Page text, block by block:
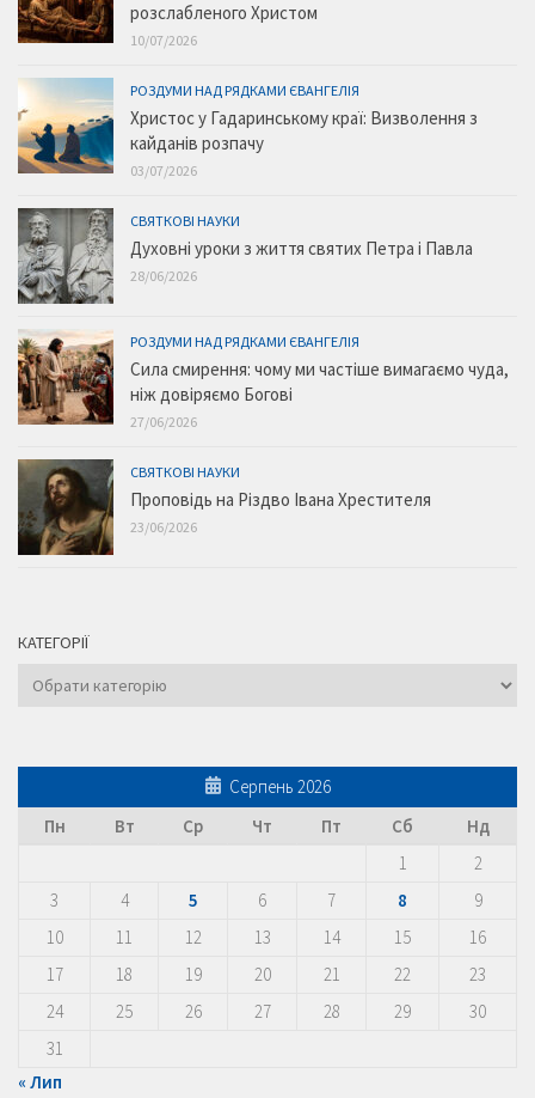
розслабленого Христом
10/07/2026
РОЗДУМИ НАД РЯДКАМИ ЄВАНГЕЛІЯ
Христос у Гадаринському краї: Визволення з
кайданів розпачу
03/07/2026
СВЯТКОВІ НАУКИ
Духовні уроки з життя святих Петра і Павла
28/06/2026
РОЗДУМИ НАД РЯДКАМИ ЄВАНГЕЛІЯ
Сила смирення: чому ми частіше вимагаємо чуда,
ніж довіряємо Богові
27/06/2026
СВЯТКОВІ НАУКИ
Проповідь на Різдво Івана Хрестителя
23/06/2026
КАТЕГОРІЇ
Категорії
Серпень 2026
Пн
Вт Ср Чт Пт Сб
Нд
1
2
3
4 5 6 7 8
9
10
11 12 13 14 15
16
17
18 19 20 21 22
23
24
25 26 27 28 29
30
31
« Лип